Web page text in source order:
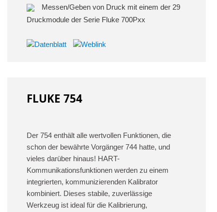
Messen/Geben von Druck mit einem der 29
Druckmodule der Serie Fluke 700Pxx
FLUKE 754
Der 754 enthält alle wertvollen Funktionen, die
schon der bewährte Vorgänger 744 hatte, und
vieles darüber hinaus! HART-
Kommunikationsfunktionen werden zu einem
integrierten, kommunizierenden Kalibrator
kombiniert. Dieses stabile, zuverlässige
Werkzeug ist ideal für die Kalibrierung,